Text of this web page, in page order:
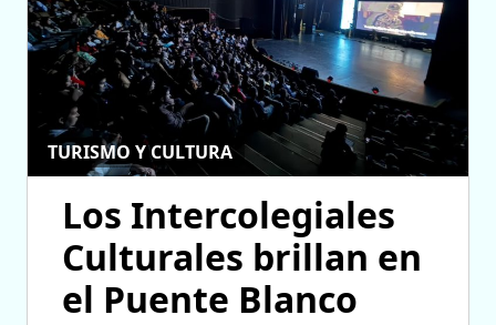
TURISMO Y CULTURA
Los Intercolegiales
Culturales brillan en
el Puente Blanco